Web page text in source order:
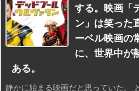
する。映画「
ン」は笑った
ーベル映画の
に、世界中が
ある。
静かに始まる映画だと思っていた。